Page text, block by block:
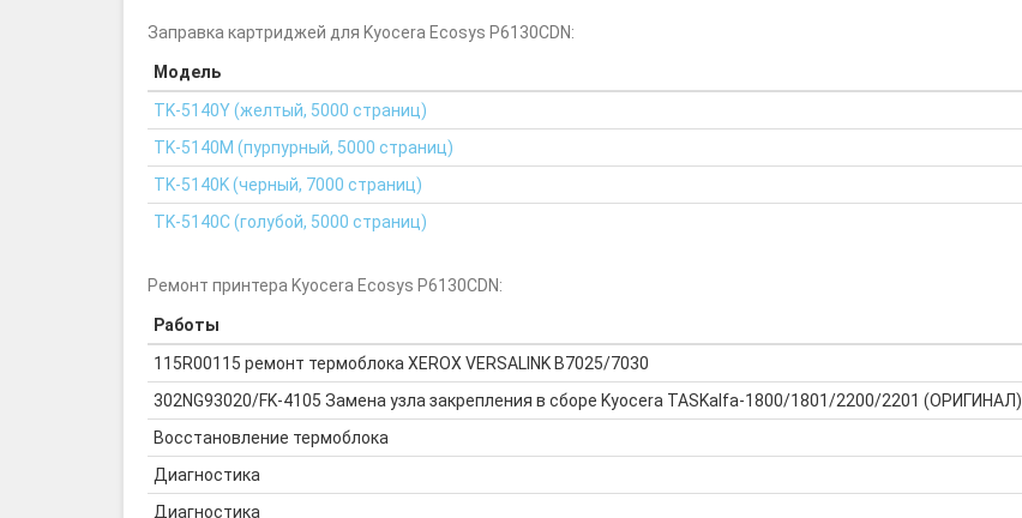
Заправка картриджей для Kyocera Ecosys P6130CDN:
Модель
TK-5140Y (желтый, 5000 страниц)
TK-5140M (пурпурный, 5000 страниц)
TK-5140K (черный, 7000 страниц)
TK-5140C (голубой, 5000 страниц)
Ремонт принтера Kyocera Ecosys P6130CDN:
Работы
115R00115 ремонт термоблока XEROX VERSALINK B7025/7030
302NG93020/FK-4105 Замена узла закрепления в сборе Kyocera TASKalfa-1800/1801/2200/2201 (ОРИГИНАЛ)
Восстановление термоблока
Диагностика
Диагностика